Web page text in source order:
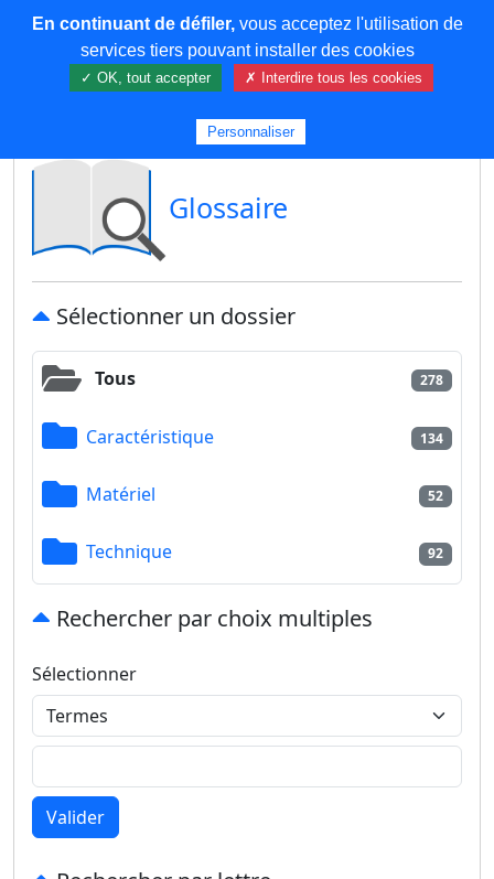
COREMA
Glossaire
Sélectionner un dossier
Tous 278
Caractéristique 134
Matériel 52
Technique 92
Rechercher par choix multiples
Sélectionner
Valider
En continuant de défiler,vous acceptez l'utilisation de
services tiers pouvant installer des cookies
✓ OK, tout accepter ✗ Interdire tous les cookies
Personnaliser